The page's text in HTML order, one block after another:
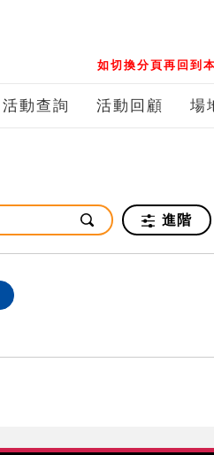
如切換分頁再回到
活動查詢 活動回顧 場
進階